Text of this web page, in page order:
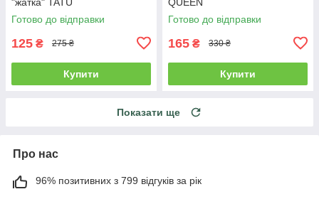
Готово до відправки
125 ₴ 275 ₴
Купити
Готово до відправки
165 ₴ 330 ₴
Купити
Показати ще
Про нас
96% позитивних з 799 відгуків за рік